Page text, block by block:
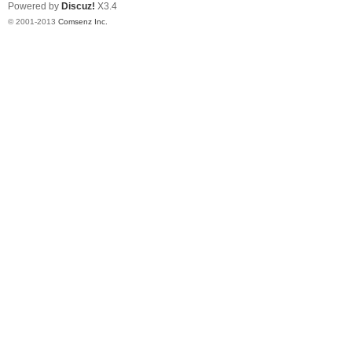
Powered by Discuz! X3.4
© 2001-2013 Comsenz Inc.